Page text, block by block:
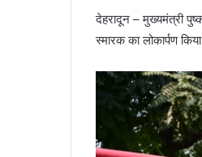
देहरादून – मुख्यमंत्री
स्मारक का लोकार्पण